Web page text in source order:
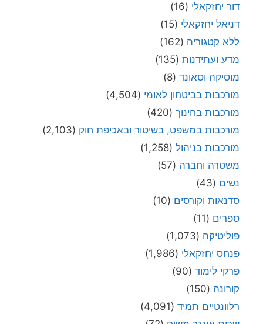
דור יחזקאלי (16)
דניאל יחזקאלי (15)
ללא קטגוריה (162)
מדע ועתידנות (135)
מוסיקה וסאונד (8)
מורכבות בביטחון לאומי (4,504)
מורכבות בחינוך (420)
מורכבות במשפט, בשיטור ובאכיפת חוק (2,103)
מורכבות בניהול (1,258)
משטרה וחברה (57)
נשים (43)
סדנאות וקורסים (10)
ספרים (11)
פוליטיקה (1,073)
פנחס יחזקאלי (1,986)
פרקי לימוד (90)
קורונה (150)
רלוונטיים תמיד (4,091)